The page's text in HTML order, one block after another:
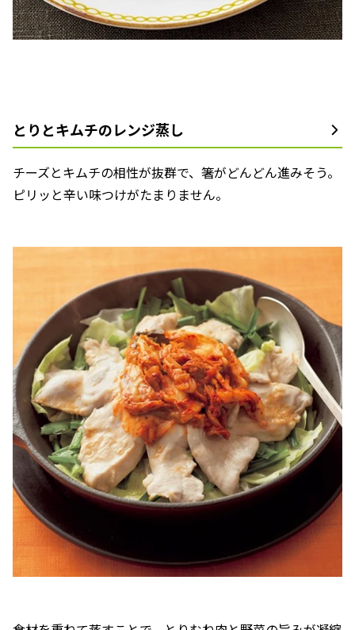
とりとキムチのレンジ蒸し
チーズとキムチの相性が抜群で、箸がどんどん進みそう。
ピリッと辛い味つけがたまりません。